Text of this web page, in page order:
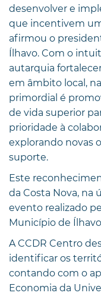
desenvolver e
que incentivem
afirmou o
Ílhavo. Com o
autarquia
em âmbito local,
primordial é
de vida superior
prioridade à
explorando novas
suporte.
Este
da Costa Nova, na
evento realizado
Município de
A CCDR Centro
identificar os
contando com o
Economia da